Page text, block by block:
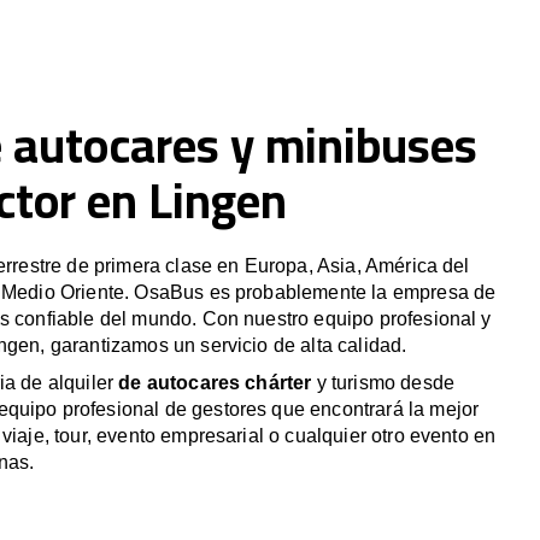
y minibuses
en Lingen
de primera clase en Europa, Asia, América del
Oriente. OsaBus es probablemente la empresa de
confiable del mundo. Con nuestro equipo profesional y
garantizamos un servicio de alta calidad.
de alquilerde autocares chárter y turismo desde
profesional de gestores que encontrará la mejor
tour, evento empresarial o cualquier otro evento en